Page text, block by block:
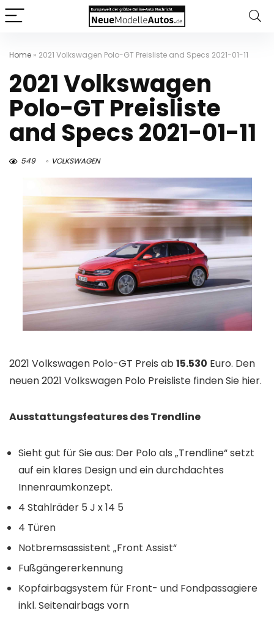
Home » 2021 Volkswagen Polo-GT Preisliste and Specs 2021-01-11
2021 Volkswagen
Polo-GT Preisliste
and Specs 2021-01-11
549 VOLKSWAGEN
2021 Volkswagen Polo-GT Preis ab 15.530 Euro. Den
neuen 2021 Volkswagen Polo Preisliste finden Sie hier.
Ausstattungsfeatures des Trendline
Sieht gut für Sie aus: Der Polo als „Trendline“ setzt
auf ein klares Design und ein durchdachtes
Innenraumkonzept.
4 Stahlräder 5 J x 14 5
4 Türen
Notbremsassistent „Front Assist“
Fußgängererkennung
Kopfairbagsystem für Front- und Fondpassagiere
inkl. Seitenairbags vorn